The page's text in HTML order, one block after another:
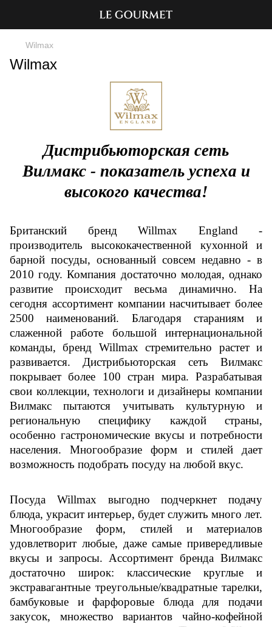
Wilmax
Wilmax
Дистрибьюторская сеть
Вилмакс - показатель успеха и
высокого качества!
Британский бренд Willmax England -
производитель высококачественной кухонной и
барной посуды, основанный совсем недавно - в
2010 году. Компания достаточно молодая, однако
развитие происходит весьма динамично. На
сегодня ассортимент компании насчитывает более
2500 наименований. Благодаря стараниям и
слаженной работе большой интернациональной
команды, бренд Willmax стремительно растет и
развивается. Дистрибьюторская сеть Вилмакс
покрывает более 100 стран мира. Разрабатывая
свои коллекции, технологи и дизайнеры компании
Вилмакс пытаются учитывать культурную и
региональную специфику каждой страны,
особенно гастрономические вкусы и потребности
населения. Многообразие форм и стилей дает
возможность подобрать посуду на любой вкус.
Посуда Willmax выгодно подчеркнет подачу
блюда, украсит интерьер, будет служить много лет.
Многообразие форм, стилей и материалов
удовлетворит любые, даже самые привередливые
вкусы и запросы. Ассортимент бренда Вилмакс
достаточно широк: классические круглые и
экстравагантные треугольные/квадратные тарелки,
бамбуковые и фарфоровые блюда для подачи
закусок, множество вариантов чайно-кофейной